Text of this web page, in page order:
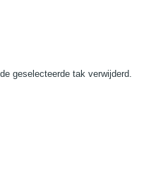
geselecteerde tak verwijderd.